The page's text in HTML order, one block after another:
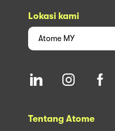
Lokasi kami
Atome MY
Tentang Atome